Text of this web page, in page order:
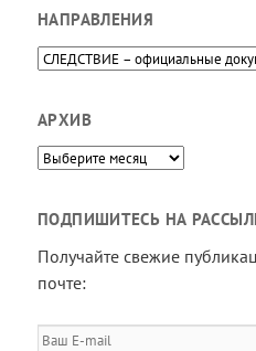
НАПРАВЛЕНИЯ
Направления
АРХИВ
Архив
ПОДПИШИТЕСЬ НА
Получайте свежие
почте:
Ваш